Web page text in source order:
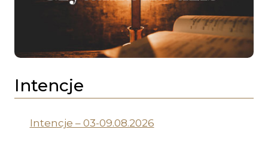
Intencje
Intencje – 03-09.08.2026